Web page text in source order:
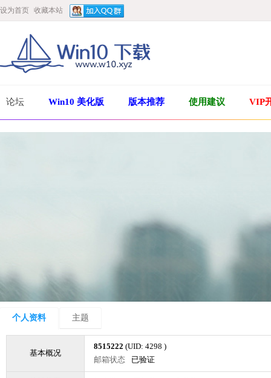
设为首页 收藏本站
论坛 Win10 美化版 版本推荐 使用建议 VIP
个人资料 主题
基本概况
8515222 (UID: 4298 )
邮箱状态
已验证